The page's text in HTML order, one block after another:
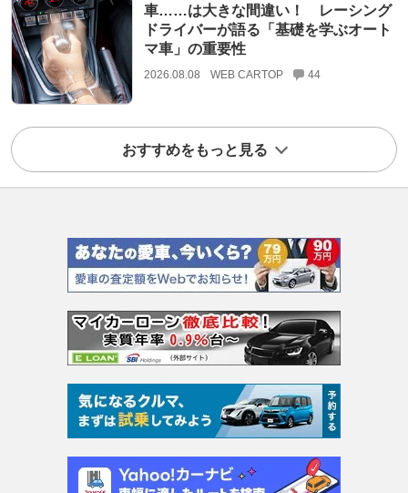
車……は大きな間違い！ レーシング
ドライバーが語る「基礎を学ぶオート
マ車」の重要性
2026.08.08 WEB CARTOP 44
おすすめをもっと見る